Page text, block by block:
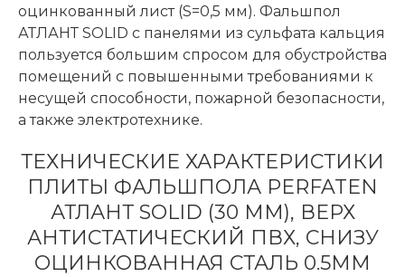
оцинкованный лист (S=0,5 мм). Фальшпол
АТЛАНТ SOLID с панелями из сульфата кальция
пользуется большим спросом для обустройства
помещений с повышенными требованиями к
несущей способности, пожарной безопасности,
а также электротехнике.
ТЕХНИЧЕСКИЕ ХАРАКТЕРИСТИКИ
ПЛИТЫ ФАЛЬШПОЛА PERFATEN
АТЛАНТ SOLID (30 ММ), ВЕРХ
АНТИСТАТИЧЕСКИЙ ПВХ, СНИЗУ
ОЦИНКОВАННАЯ СТАЛЬ 0.5ММ